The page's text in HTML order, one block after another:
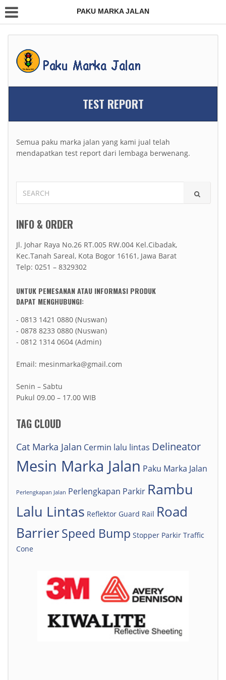
PAKU MARKA JALAN
TEST REPORT
Semua paku marka jalan yang kami jual telah
mendapatkan test report dari lembaga berwenang.
FOR:
INFO & ORDER
Jl. Johar Raya No.26 RT.005 RW.004 Kel.Cibadak,
Kec.Tanah Sareal, Kota Bogor 16161, Jawa Barat
Telp: 0251 – 8329302
UNTUK PEMESANAN ATAU INFORMASI PRODUK
DAPAT MENGHUBUNGI:
- 0813 1421 0880 (Nuswan)
- 0878 8233 0880 (Nuswan)
- 0812 1314 0604 (Admin)
Email: mesinmarka@gmail.com
Senin – Sabtu
Pukul 09.00 – 17.00 WIB
TAG CLOUD
Cat Marka Jalan Cermin lalu lintas Delineator
Mesin Marka Jalan Paku Marka Jalan
Perlengkapan Jalan Perlengkapan Parkir Rambu
Lalu Lintas Reflektor Guard Rail Road
BarrierSpeed Bump Stopper Parkir Traffic
Cone